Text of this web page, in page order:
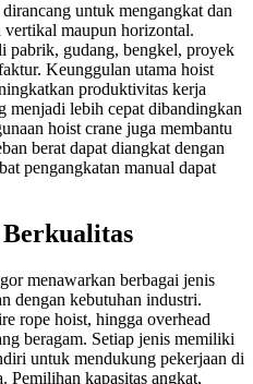
untuk mengangkat dan
vertikal maupun horizontal.
pabrik, gudang, bengkel, proyek
Keunggulan utama hoist
produktivitas kerja
menjadi lebih cepat dibandingkan
hoist crane juga membantu
berat dapat diangkat dengan
pengangkatan manual dapat
menawarkan berbagai jenis
dengan kebutuhan industri.
rope hoist, hingga overhead
beragam. Setiap jenis memiliki
untuk mendukung pekerjaan di
Pemilihan kapasitas angkat,